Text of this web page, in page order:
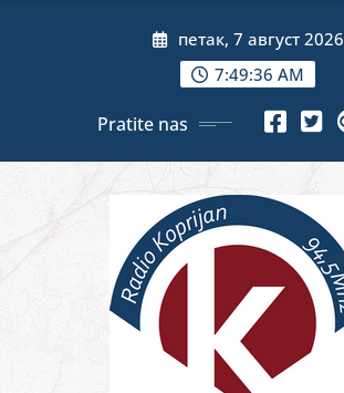
петак, 7 август 2026
7:49:38 AM
Pratite nas